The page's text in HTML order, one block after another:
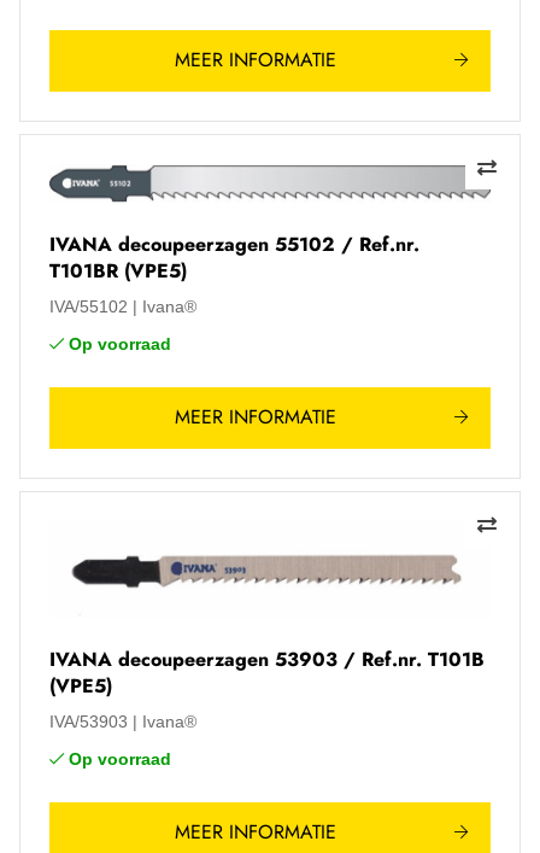
MEER INFORMATIE
IVANA decoupeerzagen 55102 / Ref.nr.
T101BR (VPE5)
IVA/55102
Ivana®
Op voorraad
MEER INFORMATIE
IVANA decoupeerzagen 53903 / Ref.nr. T101B
(VPE5)
IVA/53903
Ivana®
Op voorraad
MEER INFORMATIE